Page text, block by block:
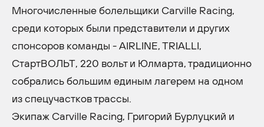
Многочисленные болельщики Carville Racing,
среди которых были представители и других
спонсоров команды - AIRLINE, TRIALLI,
СтартВОЛЬТ, 220 вольт и Юлмарта, традиционно
собрались большим единым лагерем на одном
из спецучастков трассы.
Экипаж Carville Racing, Григорий Бурлуцкий и